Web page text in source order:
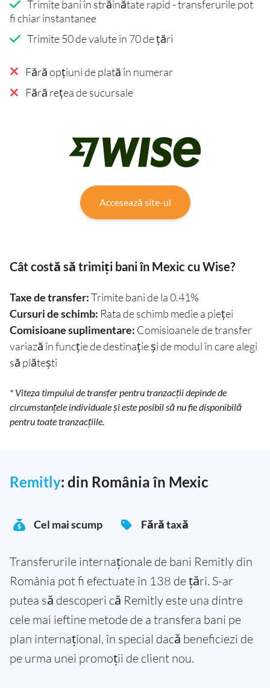
Trimite bani în străinătate rapid - transferurile pot
fi chiar instantanee
Trimite 50 de valute în 70 de țări
Fără opțiuni de plată în numerar
Fără rețea de sucursale
Accesează site-ul
Cât costă să trimiți bani în Mexic cu Wise?
Taxe de transfer:Trimite bani de la 0.41%
Cursuri de schimb: Rata de schimb medie a pieței
Comisioane suplimentare: Comisioanele de transfer
variază în funcție de destinație și de modul în care alegi
să plătești
* Viteza timpului de transfer pentru tranzacții depinde de
circumstanțele individuale și este posibil să nu fie disponibilă
pentru toate tranzacțiile.
Remitly: din România în Mexic
Cel mai scump Fără taxă
Transferurile internaționale de bani Remitly din
România pot fi efectuate în 138 de țări. S-ar
putea să descoperi că Remitly este una dintre
cele mai ieftine metode de a transfera bani pe
plan internațional, în special dacă beneficiezi de
pe urma unei promoții de client nou.